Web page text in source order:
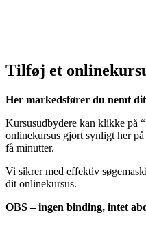
Tilføj et
Her markedsfører du nemt
Kursusudbydere kan klikke på “
onlinekursus gjort synligt her på
få minutter.
Vi sikrer med effektiv
dit onlinekursus.
OBS – ingen binding, intet